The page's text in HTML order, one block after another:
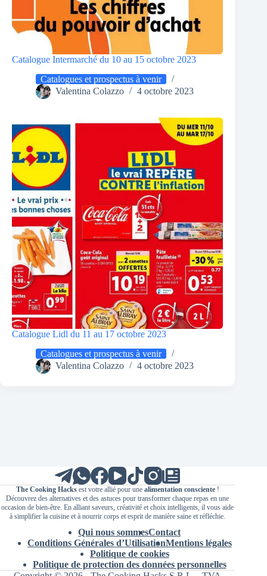
Catalogue Intermarché du 10 au 15 octobre 2023
Catalogues et prospectus à venir
Valentina Colazzo
4 octobre 2023
Catalogue Lidl du 11 au 17 octobre 2023
Catalogues et prospectus à venir
Valentina Colazzo
4 octobre 2023
The Cooking Hacksest votre allié pour une alimentation consciente!
Découvrez des alternatives et des astuces pour transformer chaque repas en une
occasion de bien-être. En alliant saveurs, créativité et choix intelligents, il vous aide
à simplifier la cuisine et à nourrir corps et esprit de manière saine et réfléchie.
Qui nous sommesContact
Conditions Générales d’UtilisationMentions légales
Politique de cookies
Politique de protection des données personnelles